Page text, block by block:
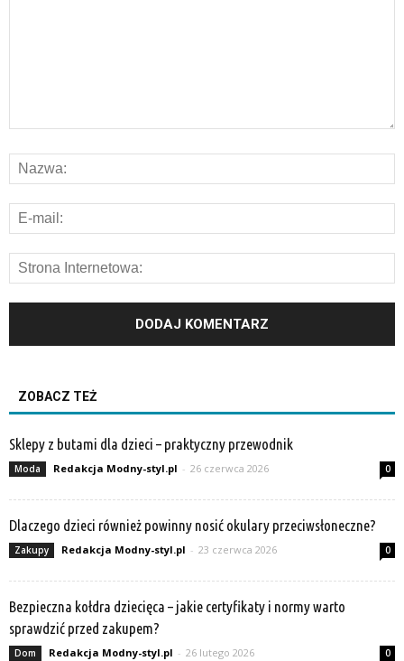
ZOBACZ TEŻ
Sklepy z butami dla dzieci – praktyczny przewodnik
Moda Redakcja Modny-styl.pl - 26 czerwca 2026 0
Dlaczego dzieci również powinny nosić okulary przeciwsłoneczne?
Zakupy Redakcja Modny-styl.pl - 23 czerwca 2026 0
Bezpieczna kołdra dziecięca – jakie certyfikaty i normy warto
sprawdzić przed zakupem?
Dom Redakcja Modny-styl.pl - 26 lutego 2026 0